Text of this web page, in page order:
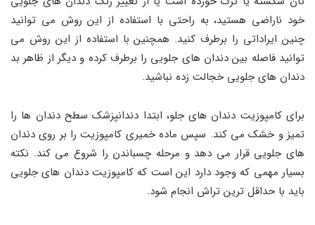
خود ناراضی هستید، به راحتی با استفاده از این روش می ‌توانید
چنین ایراداتی را برطرف کنید. همچنین با استفاده از این روش می
‌توانید فاصله بین دندان های جلویی را برطرف کرده و دیگر از ظاهر بد
دندان های جلویی خجالت زده نباشید.
برای کامپوزیت دندان های جلو، ابتدا دندانپزشک سطح دندان‌ ها را
تمیز و خشک می‌ کند. سپس ماده خمیری کامپوزیت را بر روی دندان
های جلویی قرار می‌ دهد و مرحله چسباندن را شروع می‌ کند. نکته
بسیار مهمی که وجود دارد این است که کامپوزیت دندان های جلویی
باید با حداقل ترین تراش انجام شود.